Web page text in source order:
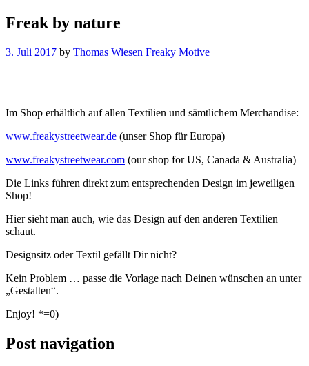
Freak by nature
3. Juli 2017 by Thomas Wiesen Freaky Motive
Im Shop erhältlich auf allen Textilien und sämtlichem Merchandise:
www.freakystreetwear.de (unser Shop für Europa)
www.freakystreetwear.com (our shop for US, Canada & Australia)
Die Links führen direkt zum entsprechenden Design im jeweiligen
Shop!
Hier sieht man auch, wie das Design auf den anderen Textilien
schaut.
Designsitz oder Textil gefällt Dir nicht?
Kein Problem … passe die Vorlage nach Deinen wünschen an unter
„Gestalten“.
Enjoy! *=0)
Post navigation